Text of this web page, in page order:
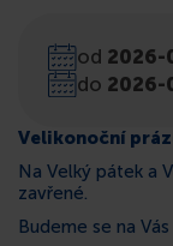
ČLENSTVÍ
CEREBRUM V
KONTAKT
od 2026-
do 2026-
Velikonoční
Na Velký pátek a
zavřené.
Budeme se na